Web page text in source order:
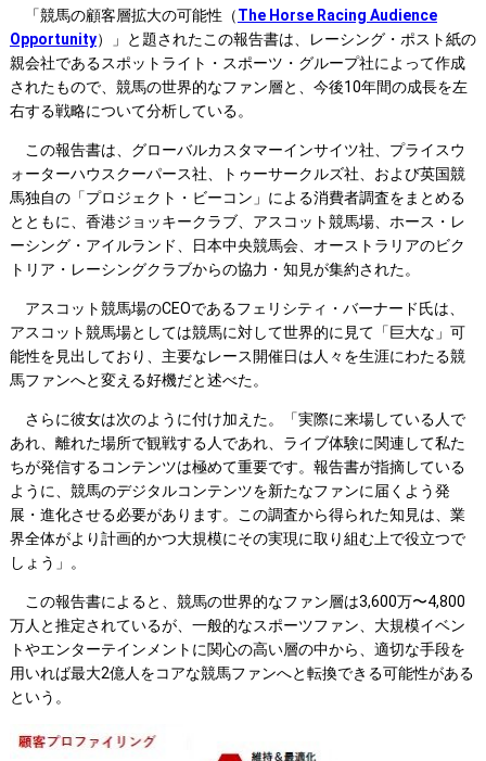
「競馬の顧客層拡大の可能性（The Horse Racing Audience
Opportunity）」と題されたこの報告書は、レーシング・ポスト紙の
親会社であるスポットライト・スポーツ・グループ社によって作成
されたもので、競馬の世界的なファン層と、今後10年間の成長を左
右する戦略について分析している。
この報告書は、グローバルカスタマーインサイツ社、プライスウ
ォーターハウスクーパース社、トゥーサークルズ社、および英国競
馬独自の「プロジェクト・ビーコン」による消費者調査をまとめる
とともに、香港ジョッキークラブ、アスコット競馬場、ホース・レ
ーシング・アイルランド、日本中央競馬会、オーストラリアのビク
トリア・レーシングクラブからの協力・知見が集約された。
アスコット競馬場のCEOであるフェリシティ・バーナード氏は、
アスコット競馬場としては競馬に対して世界的に見て「巨大な」可
能性を見出しており、主要なレース開催日は人々を生涯にわたる競
馬ファンへと変える好機だと述べた。
さらに彼女は次のように付け加えた。「実際に来場している人で
あれ、離れた場所で観戦する人であれ、ライブ体験に関連して私た
ちが発信するコンテンツは極めて重要です。報告書が指摘している
ように、競馬のデジタルコンテンツを新たなファンに届くよう発
展・進化させる必要があります。この調査から得られた知見は、業
界全体がより計画的かつ大規模にその実現に取り組む上で役立つで
しょう」。
この報告書によると、競馬の世界的なファン層は3,600万〜4,800
万人と推定されているが、一般的なスポーツファン、大規模イベン
トやエンターテインメントに関心の高い層の中から、適切な手段を
用いれば最大2億人をコアな競馬ファンへと転換できる可能性がある
という。